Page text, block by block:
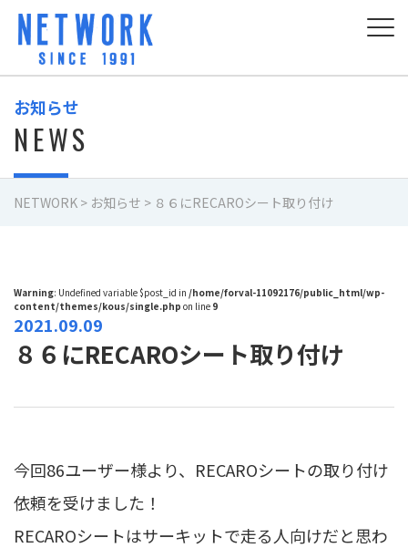
お知らせ
NEWS
NETWORK > お知らせ > ８６にRECAROシート取り付け
Warning: Undefined variable $post_id in /home/forval-11092176/public_html/wp-
content/themes/kous/single.php on line 9
2021.09.09
８６にRECAROシート取り付け
今回86ユーザー様より、RECAROシートの取り付け
依頼を受けました！
RECAROシートはサーキットで走る人向けだと思わ